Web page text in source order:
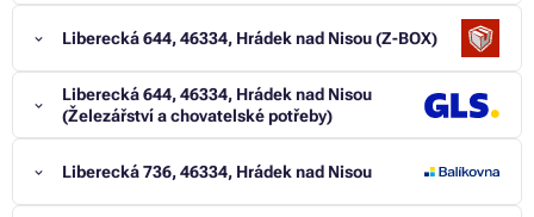
Liberecká 644, 46334, Hrádek nad Nisou (Z-BOX)
Liberecká 644, 46334, Hrádek nad Nisou
(Železářství a chovatelské potřeby)
Liberecká 736, 46334, Hrádek nad Nisou